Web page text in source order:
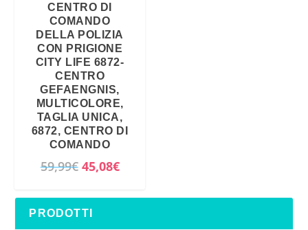
CENTRO DI
COMANDO
DELLA POLIZIA
CON PRIGIONE
CITY LIFE 6872-
CENTRO
GEFAENGNIS,
MULTICOLORE,
TAGLIA UNICA,
6872, CENTRO DI
COMANDO
59,99€ I
p
r
45,08€I
p
PRODOTTI